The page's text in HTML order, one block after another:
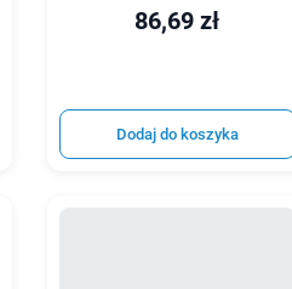
86,69 zł
Dodaj do koszyka